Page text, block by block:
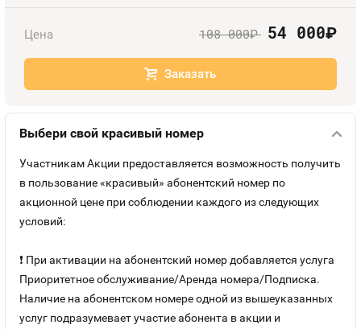
Контакты
Цена 108 000руб. 54 000руб.
Заказать
Выбери свой красивый номер
Участникам Акции предоставляется возможность получить
в пользование «красивый» абонентский номер по
акционной цене при соблюдении каждого из следующих
условий:
❗ При активации на абонентский номер добавляется услуга
Приоритетное обслуживание/Аренда номера/Подписка.
Наличие на абонентском номере одной из вышеуказанных
услуг подразумевает участие абонента в акции и